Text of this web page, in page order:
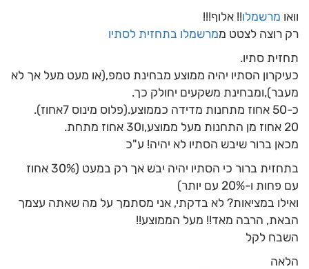
וואו מרשמלו!! אלוף!!!
רק רוצה לצטט ממרשמלו בתחזית לסתיו
תחזית סתיו.
כעיקרון הסתיו יהיה ממוצע מבחינת טמפ,(או מעט מעל אך לא
מעבר),ומבחינת משקעים יחולק כך.
כ-50 אחוז מתחנות מדידה כממוצע.(פלוס מינוס 7אחוז).
20 אחוז מן התחנות מעל ממוצע,ו30 אחוז מתחת.
מכאן ברור שיבש הסתיו לא יהיה! ע"כ
בתחזית ברור כי הסתיו יהיה יבש אך רק במעט (30% אחוז
עם פחות ו-20% עם יותר)
ואילו במציאות? לא בדקתי, אני מסתמך על מה שאתה עצמך
הבאת, הרבה מאד!! מעל הממוצע!!
השבח לקל
הלאה